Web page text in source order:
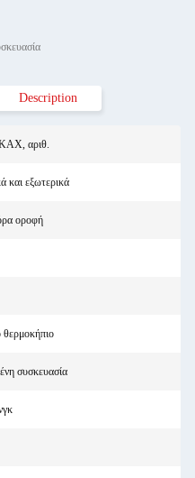
Description
αριθ.
και εξωτερικά
οροφή
θερμοκήπιο
συσκευασία